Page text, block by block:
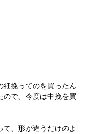
細挽ってのを買ったん
ので、今度は中挽を買
、形が違うだけのよ